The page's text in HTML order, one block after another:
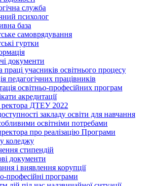
служба
психолог
база
самоврядування
гуртки
документи
праці учасників освітнього процесу
педагогічних працівників
освітньо-професійних програм
акредитації
ДТЕУ 2022
закладу освіти для навчання
освітніми потребами
про реалізацію Програми
коледжу
стипендій
документи
і виявлення корупції
професійні програми